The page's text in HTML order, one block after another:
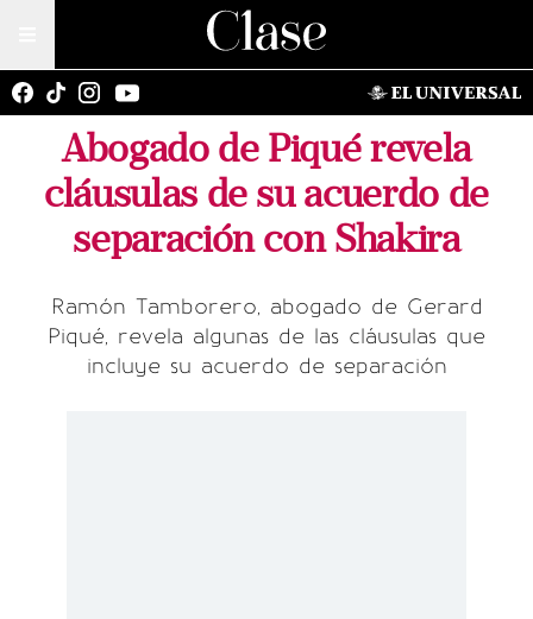
Abogado de Piqué revela
cláusulas de su acuerdo de
separación con Shakira
Ramón Tamborero, abogado de Gerard
Piqué, revela algunas de las cláusulas que
incluye su acuerdo de separación